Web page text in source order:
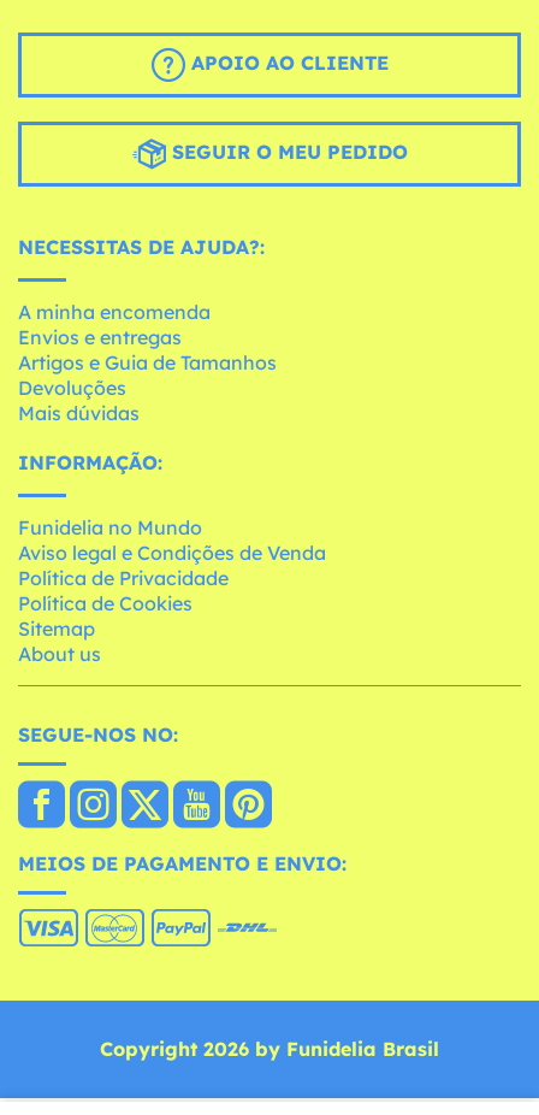
APOIO AO CLIENTE
SEGUIR O MEU PEDIDO
NECESSITAS DE AJUDA?:
A minha encomenda
Envios e entregas
Artigos e Guia de Tamanhos
Devoluções
Mais dúvidas
INFORMAÇÃO:
Funidelia no Mundo
Aviso legal e Condições de Venda
Política de Privacidade
Política de Cookies
Sitemap
About us
SEGUE-NOS NO:
MEIOS DE PAGAMENTO E ENVIO:
Copyright 2026 by Funidelia Brasil